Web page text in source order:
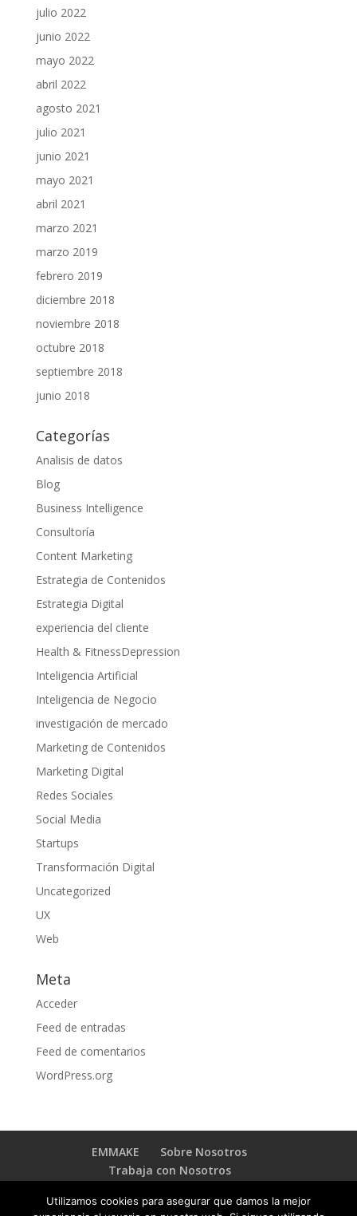
julio 2022
junio 2022
mayo 2022
abril 2022
agosto 2021
julio 2021
junio 2021
mayo 2021
abril 2021
marzo 2021
marzo 2019
febrero 2019
diciembre 2018
noviembre 2018
octubre 2018
septiembre 2018
junio 2018
Categorías
Analisis de datos
Blog
Business Intelligence
Consultoría
Content Marketing
Estrategia de Contenidos
Estrategia Digital
experiencia del cliente
Health & FitnessDepression
Inteligencia Artificial
Inteligencia de Negocio
investigación de mercado
Marketing de Contenidos
Marketing Digital
Redes Sociales
Social Media
Startups
Transformación Digital
Uncategorized
UX
Web
Meta
Acceder
Feed de entradas
Feed de comentarios
WordPress.org
EMMAKE
Sobre Nosotros
Trabaja con Nosotros
Utilizamos cookies para asegurar que damos la mejor